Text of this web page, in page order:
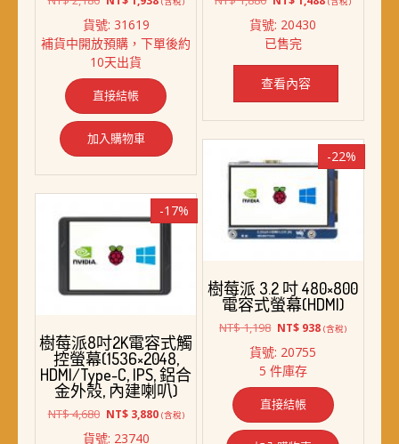
價
格：
NT$ 1,880。NT$ 1,488。
貨號: 20430
已售完
查看內容
價
格：
NT$ 2,180。
格：
貨號: 31619
補貨中開放預購，下單後約
10天出貨
直接結帳
加入購物車
-22%
樹莓派 3.2 吋 480×800
電容式螢幕(HDMI)
NT$1,198 原
價
格：
NT$ 1,198。
NT$ 938目
NT$ 938。
(含稅)
貨號: 20755
5 件庫存
直接結帳
-17%
樹莓派8吋2K電容式觸
控螢幕(1536×2048,
HDMI/Type-C, IPS, 鋁合
金外殼, 內建喇叭)
NT$4,680 原
NT$3,880目(含稅)
貨號: 23740